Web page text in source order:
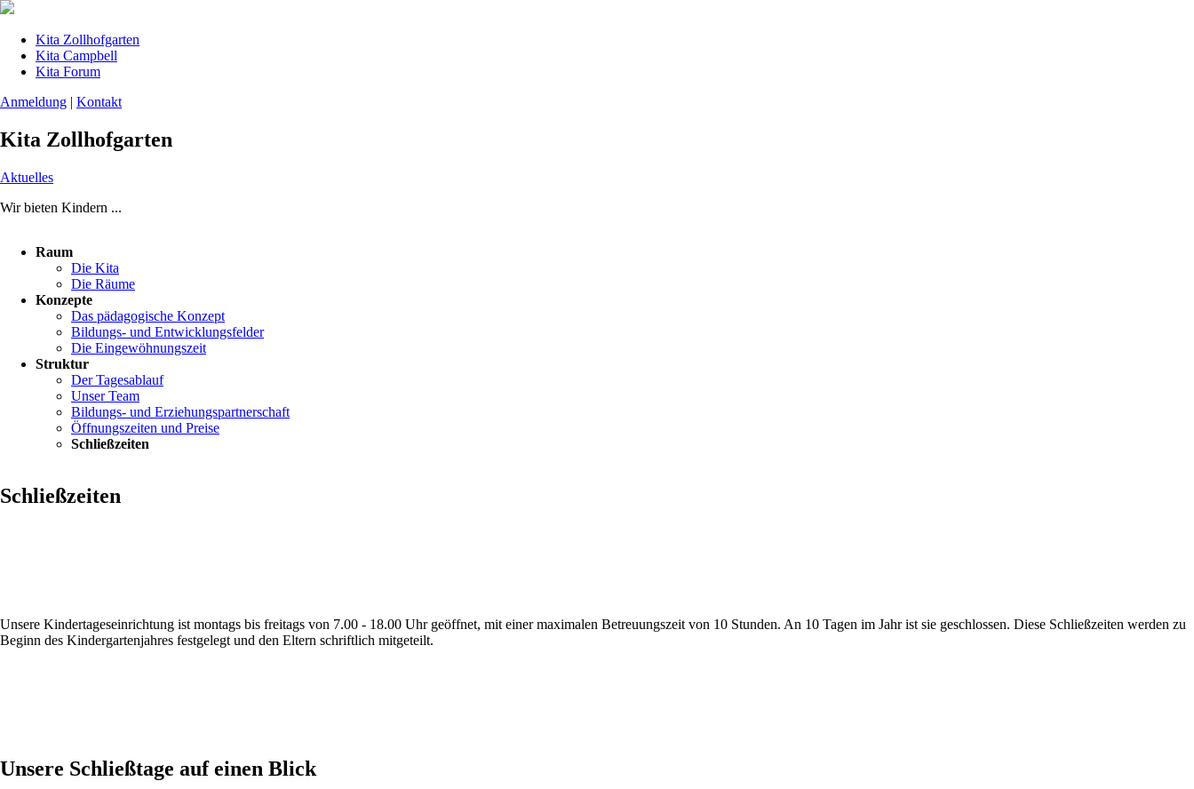
Kita Zollhofgarten
Kita Campbell
Kita Forum
Anmeldung | Kontakt
Kita Zollhofgarten
Aktuelles
Wir bieten Kindern ...
überspringen
Raum
Die Kita
Die Räume
Konzepte
Das pädagogische Konzept
Bildungs- und Entwicklungsfelder
Die Eingewöhnungszeit
Struktur
Der Tagesablauf
Unser Team
Bildungs- und Erziehungspartnerschaft
Öffnungszeiten und Preise
Schließzeiten
Schließzeiten
Unsere Kindertageseinrichtung ist montags bis freitags von 7.00 - 18.00 Uhr geöffnet, mit einer maximalen Betreuungszeit von 10 Stunden. An 10 Tagen im Jahr ist sie geschlossen. Diese Schließzeiten werden zu
Beginn des Kindergartenjahres festgelegt und den Eltern schriftlich mitgeteilt.
Unsere Schließtage auf einen Blick